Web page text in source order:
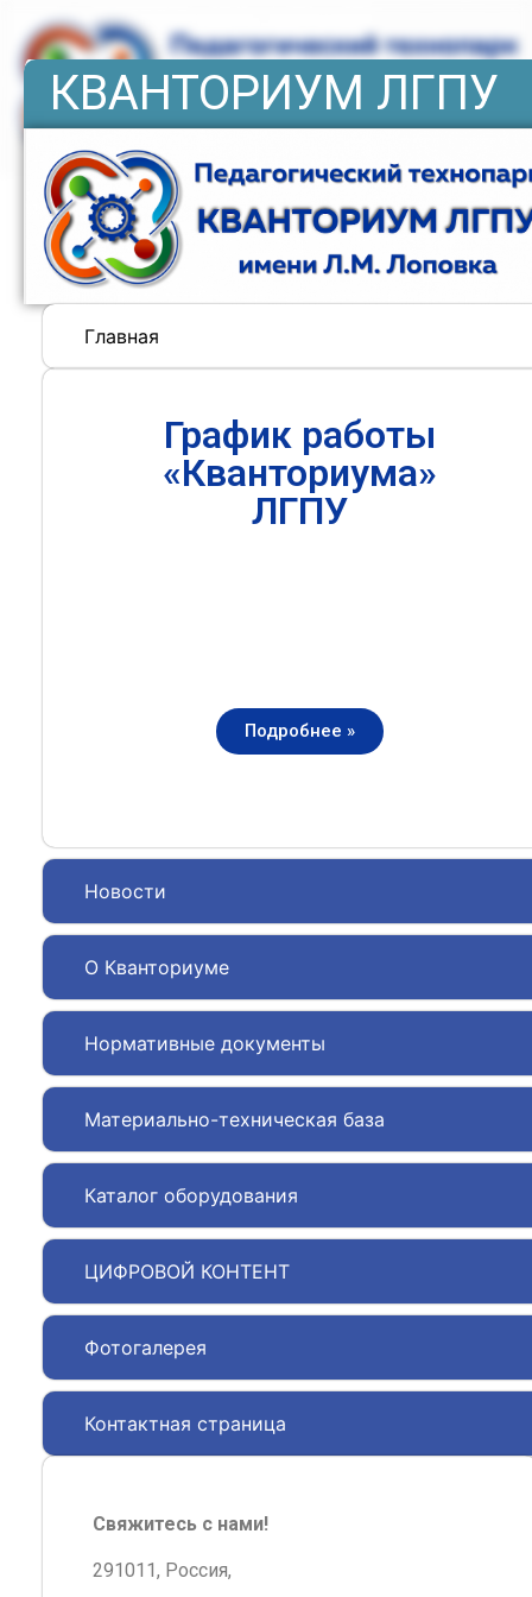
КВАНТОРИУМ ЛГПУ
Главная
Новости
О Кванториуме
Нормативные документы
Материально-техническая база
Каталог оборудования
ЦИФРОВОЙ КОНТЕНТ
Фотогалерея
Контактная страница
График работы
«Кванториума»
ЛГПУ
Подробнее »
Свяжитесь с нами!
291011, Россия,